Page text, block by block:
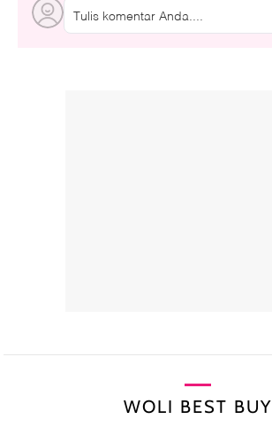
Tulis komentar Anda....
WOLI BEST BUY